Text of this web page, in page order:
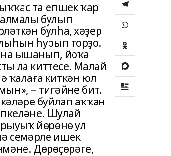
та епшек ҡар
булып
булһа, хәҙер
һурып торҙо.
ышанып, йоҡа
ла киттесе. Малай
ҡалаға киткән юл
– тигәйне бит.
буйлап аҡҡан
Шулай
йөрөнө ул
семәрле ишек
Дөрөҫөрәге,